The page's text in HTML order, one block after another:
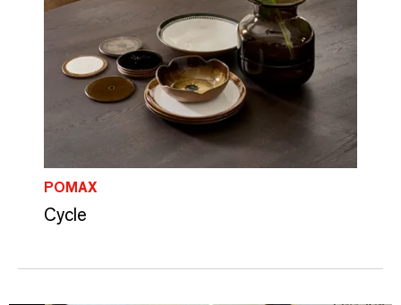
POMAX
Cycle